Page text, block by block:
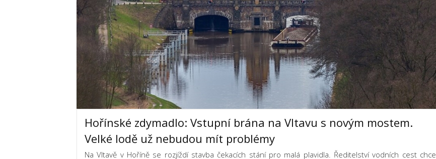
Hořínské zdymadlo: Vstupní brána na Vltavu s novým mostem.
Velké lodě už nebudou mít problémy
Na Vltavě v Hoříně se rozjíždí stavba čekacích stání pro malá plavidla. Ředitelství vodních cest chce